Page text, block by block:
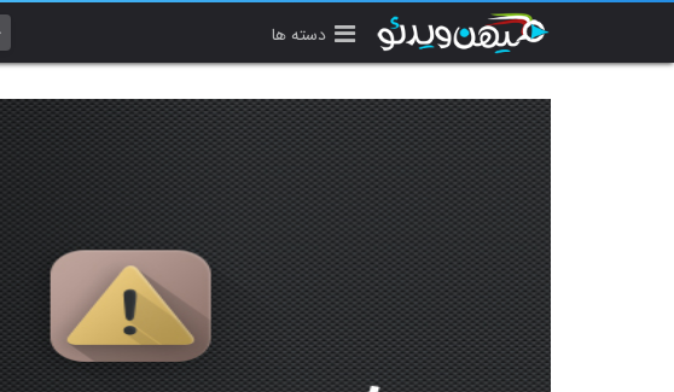
دسته ها